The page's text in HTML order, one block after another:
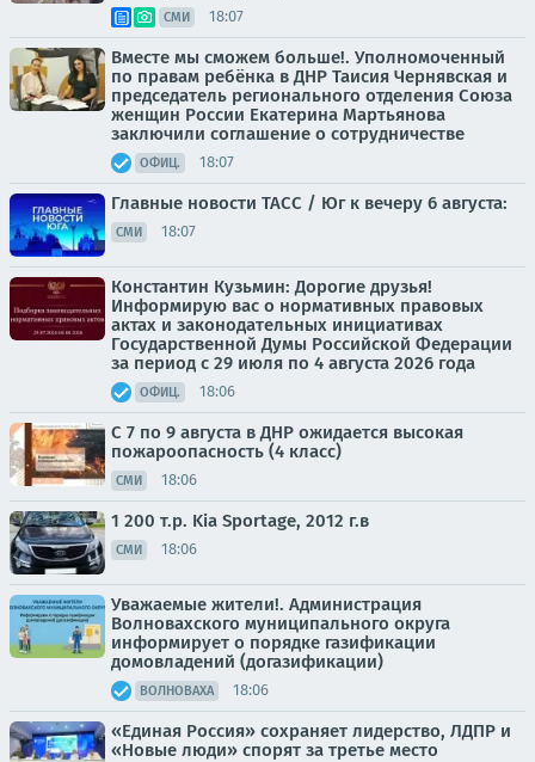
СМИ 18:07
Вместе мы сможем больше!. Уполномоченный
по правам ребёнка в ДНР Таисия Чернявская и
председатель регионального отделения Союза
женщин России Екатерина Мартьянова
заключили соглашение о сотрудничестве
ОФИЦ. 18:07
Главные новости ТАСС / Юг к вечеру 6 августа:
СМИ 18:07
Константин Кузьмин: Дорогие друзья!
Информирую вас о нормативных правовых
актах и законодательных инициативах
Государственной Думы Российской Федерации
за период с 29 июля по 4 августа 2026 года
ОФИЦ. 18:06
С 7 по 9 августа в ДНР ожидается высокая
пожароопасность (4 класс)
СМИ 18:06
1 200 т.p. Kia Sportage, 2012 г.в
СМИ 18:06
Уважаемые жители!. Администрация
Волновахского муниципального округа
информирует о порядке газификации
домовладений (догазификации)
ВОЛНОВАХА 18:06
«Единая Россия» сохраняет лидерство, ЛДПР и
«Новые люди» спорят за третье место